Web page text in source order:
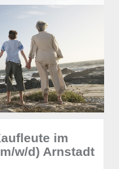
im
w/d) Arnstadt